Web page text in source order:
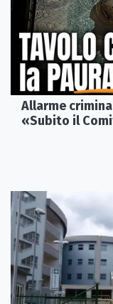
Allarme
«Subito il